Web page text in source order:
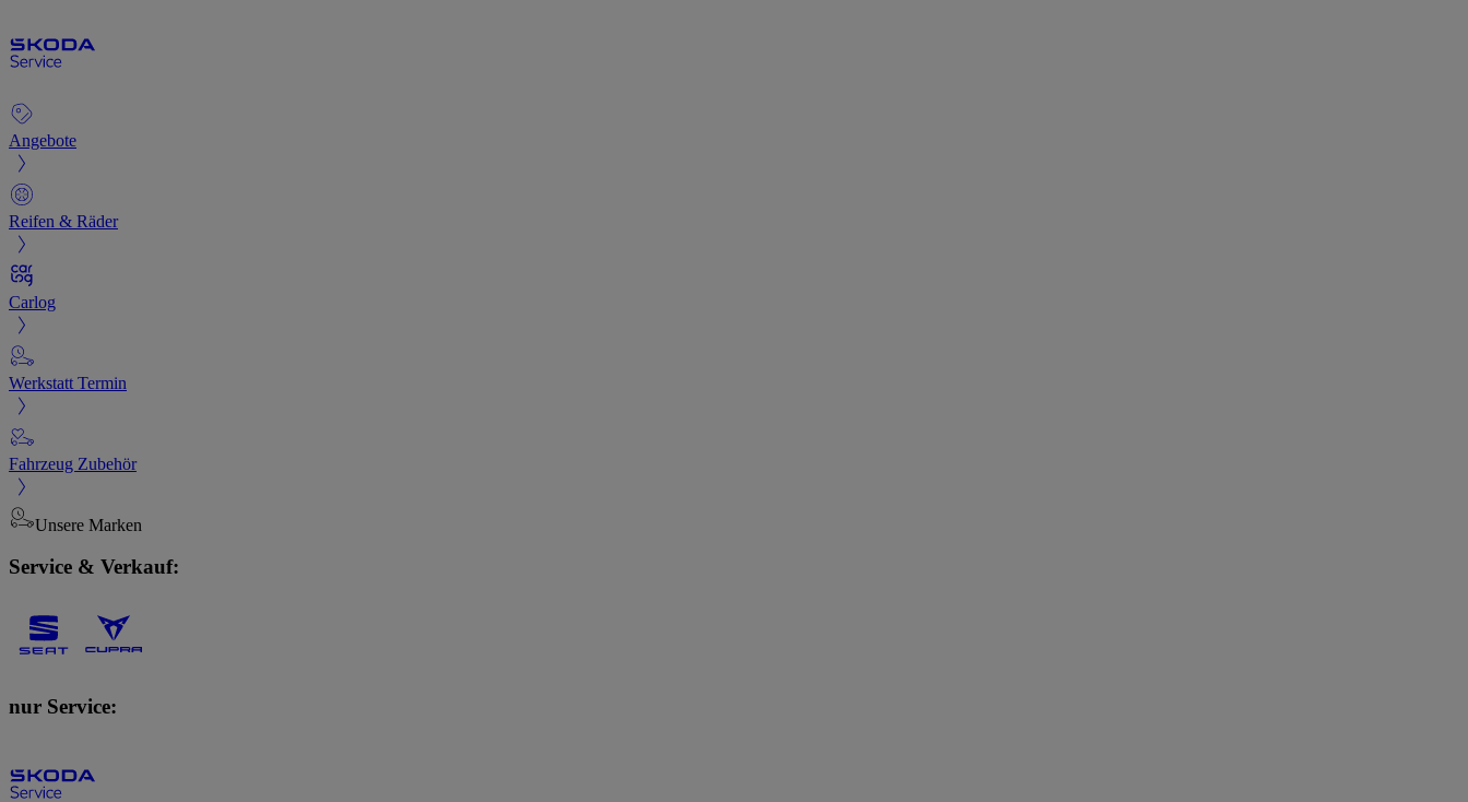
Angebote
Reifen & Räder
Carlog
Werkstatt Termin
Fahrzeug Zubehör
Unsere Marken
Service & Verkauf:
nur Service: